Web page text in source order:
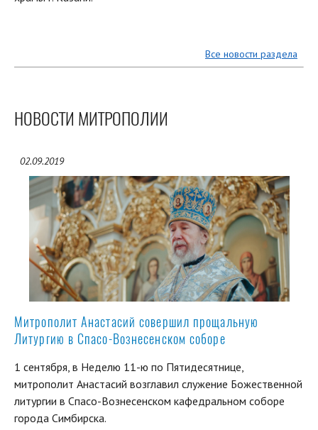
Все новости раздела
НОВОСТИ МИТРОПОЛИИ
02.09.2019
Митрополит Анастасий совершил прощальную
Литургию в Спасо-Вознесенском соборе
1 сентября, в Неделю 11-ю по Пятидесятнице,
митрополит Анастасий возглавил служение Божественной
литургии в Спасо-Вознесенском кафедральном соборе
города Симбирска.